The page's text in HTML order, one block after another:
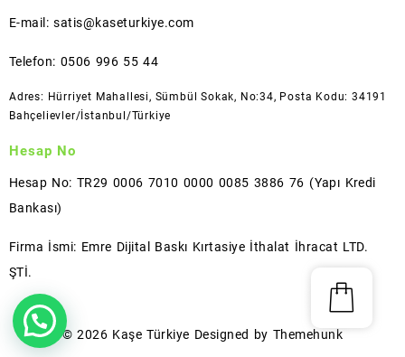
E-mail: satis@kaseturkiye.com
Telefon: 0506 996 55 44
Adres: Hürriyet Mahallesi, Sümbül Sokak, No:34, Posta Kodu: 34191
Bahçelievler/İstanbul/Türkiye
Hesap No
Hesap No: TR29 0006 7010 0000 0085 3886 76 (Yapı Kredi
Bankası)
Firma İsmi: Emre Dijital Baskı Kırtasiye İthalat İhracat LTD.
ŞTİ.
© 2026 Kaşe Türkiye Designed by Themehunk